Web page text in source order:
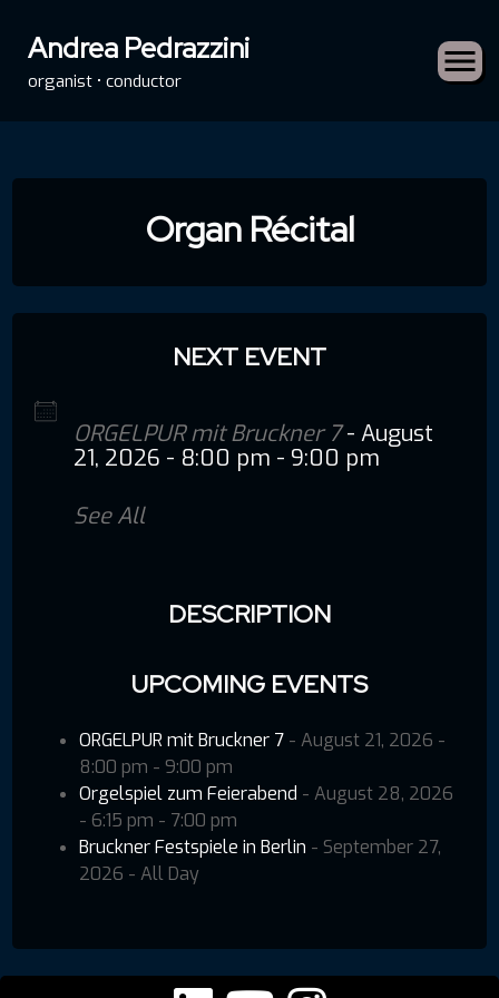
Andrea Pedrazzini
organist • conductor
Organ Récital
NEXT EVENT
ORGELPUR mit Bruckner 7- August
21, 2026 - 8:00 pm - 9:00 pm
See All
DESCRIPTION
UPCOMING EVENTS
ORGELPUR mit Bruckner 7 - August 21, 2026 -
8:00 pm - 9:00 pm
Orgelspiel zum Feierabend - August 28, 2026
- 6:15 pm - 7:00 pm
Bruckner Festspiele in Berlin - September 27,
2026 - All Day